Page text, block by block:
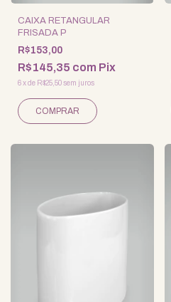
CAIXA RETANGULAR
FRISADA P
R$153,00
R$145,35 com Pix
6xde R$25,50sem juros